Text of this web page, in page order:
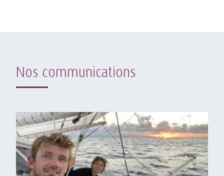
Nos communications